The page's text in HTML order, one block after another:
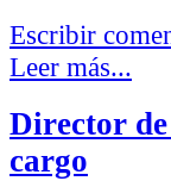
Escribir
Leer más...
Director
cargo